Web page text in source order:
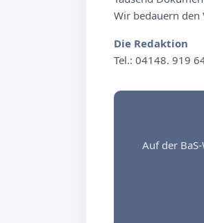
Wir bedauern den
Die Redaktion
Tel.: 04148. 919
Auf der